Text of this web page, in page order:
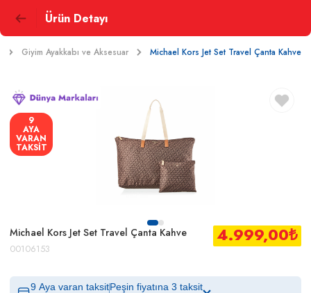
Ürün Detayı
Giyim Ayakkabı ve Aksesuar Michael Kors Jet Set Travel Çanta Kahve
9
AYA
VARAN
TAKSİT
Michael Kors Jet Set Travel Çanta Kahve
00106153
4.999,00₺
9 Aya varan taksitPeşin fiyatına 3 taksit